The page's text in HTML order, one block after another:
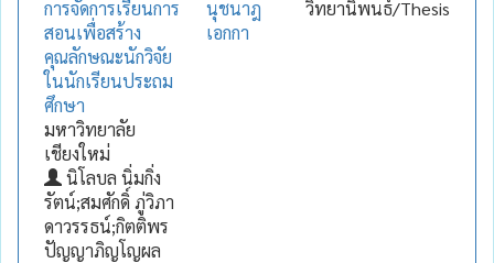
การจัดการเรียนการ
สอนเพื่อสร้าง
คุณลักษณะนักวิจัย
ในนักเรียนประถม
ศึกษา
มหาวิทยาลัย
เชียงใหม่
นิโลบล นิ่มกิ่ง
รัตน์;สมศักดิ์ ภู่วิภา
ดาวรรธน์;กิตติพร
ปัญญาภิญโญผล
นุชนาฎ
เอกกา
วิทยานิพนธ์/Thesis